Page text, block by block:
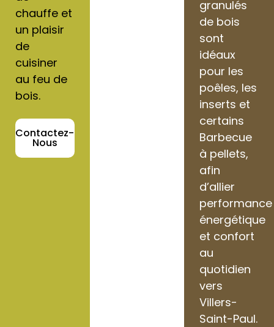
chauffe et
un plaisir
de
cuisiner
au feu de
bois.
Contactez-
Nous
granulés
de bois
sont
idéaux
pour les
poêles, les
inserts et
certains
Barbecue
à pellets,
afin
d’allier
performance
énergétique
et confort
au
quotidien
vers
Villers-
Saint-Paul.